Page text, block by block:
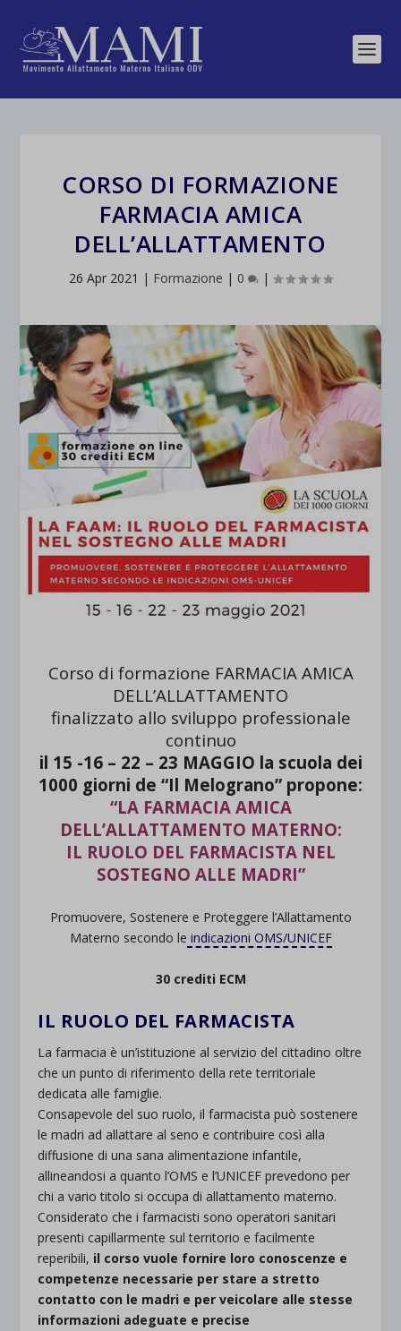
CORSO DI FORMAZIONE
FARMACIA AMICA
DELL’ALLATTAMENTO
26 Apr 2021 | Formazione | 0 |
Corso di formazione FARMACIA AMICA
DELL’ALLATTAMENTO
finalizzato allo sviluppo professionale
continuo
il 15 -16 – 22 – 23 MAGGIO la scuola dei
1000 giorni de “Il Melograno” propone:
“LA FARMACIA AMICA
DELL’ALLATTAMENTO MATERNO:
IL RUOLO DEL FARMACISTA NEL
SOSTEGNO ALLE MADRI”
Promuovere, Sostenere e Proteggere l’Allattamento
Materno secondo le indicazioni OMS/UNICEF
30 crediti ECM
IL RUOLO DEL FARMACISTA
La farmacia è un’istituzione al servizio del cittadino oltre
che un punto di riferimento della rete territoriale
dedicata alle famiglie.
Consapevole del suo ruolo, il farmacista può sostenere
le madri ad allattare al seno e contribuire così alla
diffusione di una sana alimentazione infantile,
allineandosi a quanto l’OMS e l’UNICEF prevedono per
chi a vario titolo si occupa di allattamento materno.
Considerato che i farmacisti sono operatori sanitari
presenti capillarmente sul territorio e facilmente
reperibili, il corso vuole fornire loro conoscenze e
competenze necessarie per stare a stretto
contatto con le madri e per veicolare alle stesse
informazioni adeguate e precise